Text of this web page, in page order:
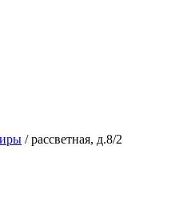
/рассветная, д.8/2